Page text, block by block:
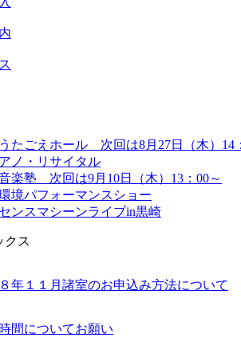
たごえホール 次回は8月27日（木）14
ノ・リサイタル
楽塾 次回は9月10日（木）13：00～
境パフォーマンスショー
ンスマシーンライブin黒崎
年１１月諸室のお申込み方法について
間についてお願い